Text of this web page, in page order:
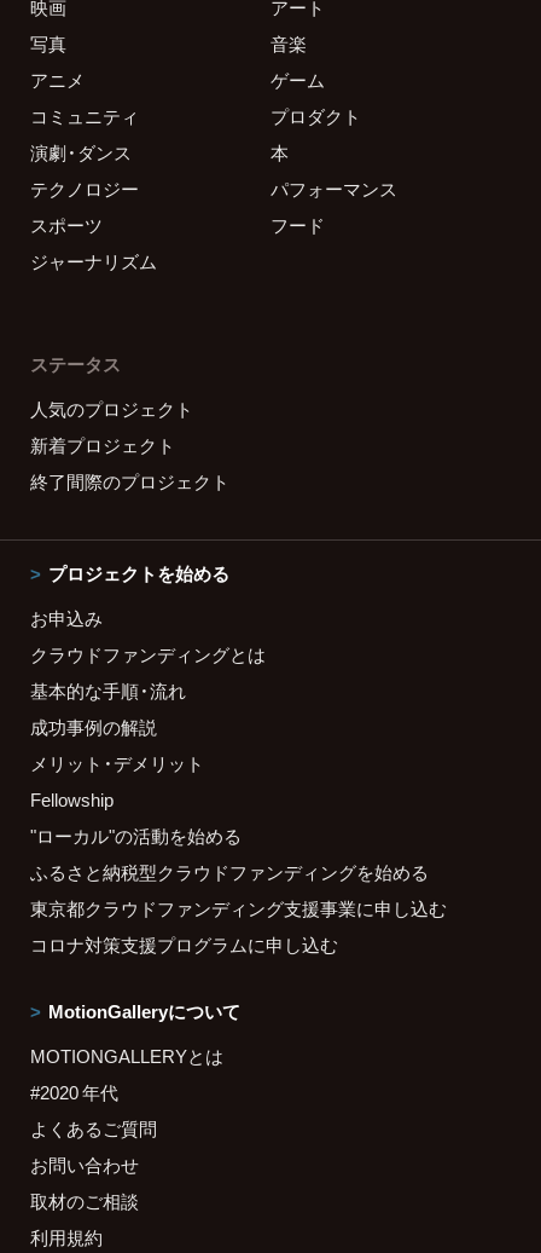
映画
アート
写真
音楽
アニメ
ゲーム
コミュニティ
プロダクト
演劇・ダンス
本
テクノロジー
パフォーマンス
スポーツ
フード
ジャーナリズム
ステータス
人気のプロジェクト
新着プロジェクト
終了間際のプロジェクト
プロジェクトを始める
お申込み
クラウドファンディングとは
基本的な手順・流れ
成功事例の解説
メリット・デメリット
Fellowship
"ローカル"の活動を始める
ふるさと納税型クラウドファンディングを始める
東京都クラウドファンディング支援事業に申し込む
コロナ対策支援プログラムに申し込む
MotionGalleryについて
MOTIONGALLERYとは
#2020 年代
よくあるご質問
お問い合わせ
取材のご相談
利用規約